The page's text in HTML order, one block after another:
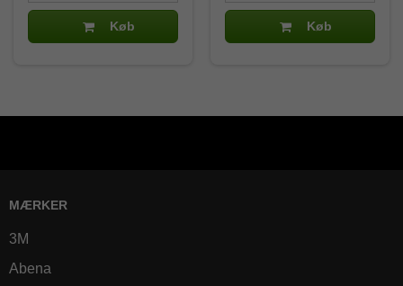
Køb Køb
MÆRKER
3M
Abena